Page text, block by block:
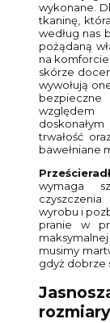
wykonane.
tkaninę,
według nas
pożądaną
na
skórze
wywołują
względem
trwałość
bawełniane
wymaga
wyrobu i
pranie w
musimy
gdyż dobrze
rozmiary